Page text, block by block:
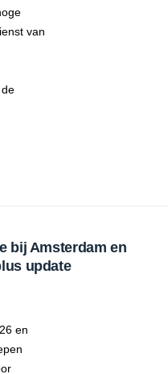
van
bij Amsterdam en
update
en